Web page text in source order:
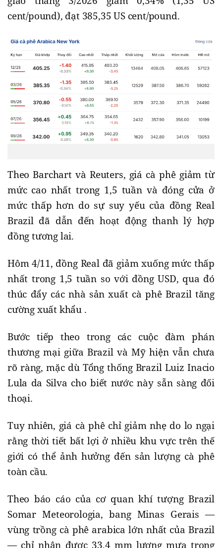
cent/pound), đạt 385,35 US cent/pound.
Theo Barchart và Reuters, giá cà phê giảm từ
mức cao nhất trong 1,5 tuần và đóng cửa ở
mức thấp hơn do sự suy yếu của đồng Real
Brazil đã dẫn đến hoạt động thanh lý hợp
đồng tương lai.
Hôm 4/11, đồng Real đã giảm xuống mức thấp
nhất trong 1,5 tuần so với đồng USD, qua đó
thúc đẩy các nhà sản xuất cà phê Brazil tăng
cường xuất khẩu .
Bước tiếp theo trong các cuộc đàm phán
thương mại giữa Brazil và Mỹ hiện vẫn chưa
rõ ràng, mặc dù Tổng thống Brazil Luiz Inacio
Lula da Silva cho biết nước này sẵn sàng đối
thoại.
Tuy nhiên, giá cà phê chỉ giảm nhẹ do lo ngại
rằng thời tiết bất lợi ở nhiều khu vực trên thế
giới có thể ảnh hưởng đến sản lượng cà phê
toàn cầu.
Theo báo cáo của cơ quan khí tượng Brazil
Somar Meteorologia, bang Minas Gerais —
vùng trồng cà phê arabica lớn nhất của Brazil
— chỉ nhận được 33,4 mm lượng mưa trong